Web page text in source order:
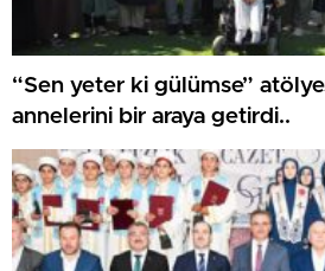
“Sen yeter ki gülümse”
annelerini bir araya getirdi..